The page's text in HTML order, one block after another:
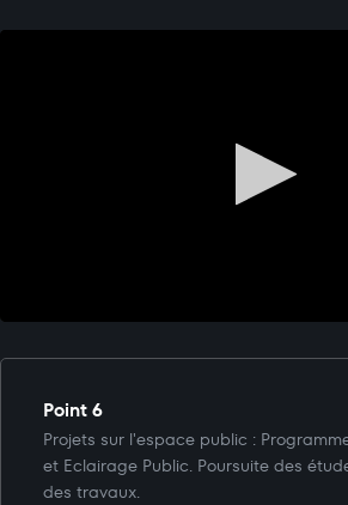
Point 6
Projets sur l'espace public :
et Eclairage Public. Poursuite des
des travaux.